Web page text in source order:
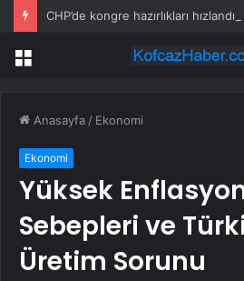
Menü
Anasayfa / Ekonomi
Ekonomi
Yüksek
Sebepleri ve
Üretim Sorunu